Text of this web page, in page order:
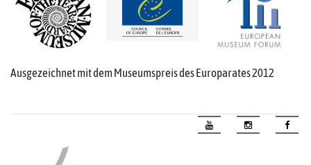
Ausgezeichnet mit dem Museumspreis des Europarates 2012